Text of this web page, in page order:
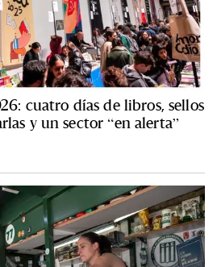
cuatro días de libros, sellos
y un sector “en alerta”